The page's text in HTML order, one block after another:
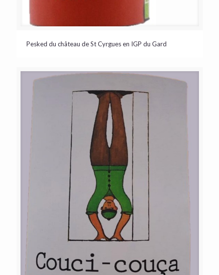
Pesked du château de St Cyrgues en IGP du Gard